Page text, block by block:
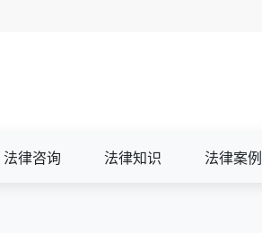
法律咨询 法律知识 法律案例